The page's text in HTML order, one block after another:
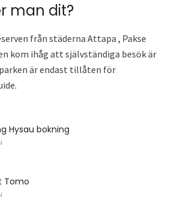
man dit?
från städerna Attapa , Pakse
kom ihåg att självständiga besök är
är endast tillåten för
Hysau bokning
Tomo